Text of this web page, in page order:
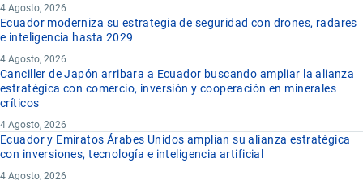
4 Agosto, 2026
Ecuador moderniza su estrategia de seguridad con drones, radares
e inteligencia hasta 2029
4 Agosto, 2026
Canciller de Japón arribara a Ecuador buscando ampliar la alianza
estratégica con comercio, inversión y cooperación en minerales
críticos
4 Agosto, 2026
Ecuador y Emiratos Árabes Unidos amplían su alianza estratégica
con inversiones, tecnología e inteligencia artificial
4 Agosto, 2026